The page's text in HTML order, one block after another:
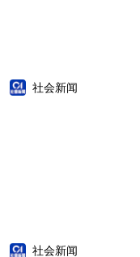
社会新闻
社会新闻